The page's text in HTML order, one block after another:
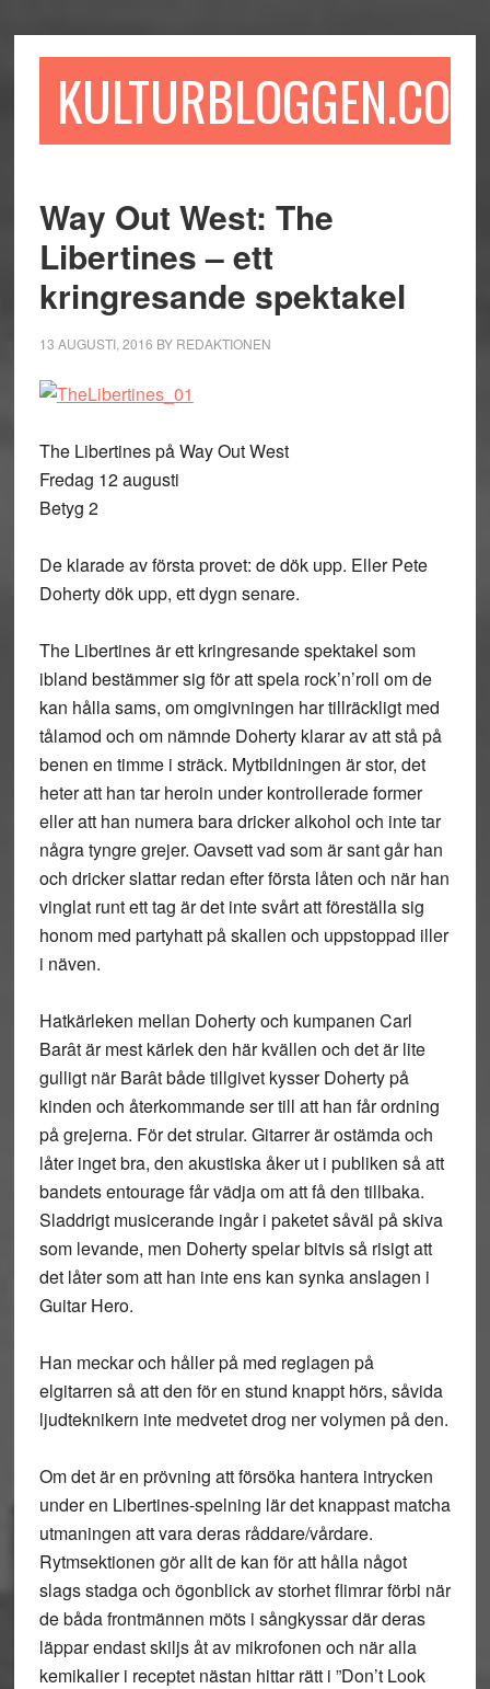
till
till
sidofältet
till
KULTURBLOGGEN.COM
Way Out West: The
Libertines – ett
kringresande spektakel
13 AUGUSTI, 2016 BY REDAKTIONEN
The Libertines på Way Out West
Fredag 12 augusti
Betyg 2
De klarade av första provet: de dök upp. Eller Pete
Doherty dök upp, ett dygn senare.
The Libertines är ett kringresande spektakel som
ibland bestämmer sig för att spela rock’n’roll om de
kan hålla sams, om omgivningen har tillräckligt med
tålamod och om nämnde Doherty klarar av att stå på
benen en timme i sträck. Mytbildningen är stor, det
heter att han tar heroin under kontrollerade former
eller att han numera bara dricker alkohol och inte tar
några tyngre grejer. Oavsett vad som är sant går han
och dricker slattar redan efter första låten och när han
vinglat runt ett tag är det inte svårt att föreställa sig
honom med partyhatt på skallen och uppstoppad iller
i näven.
Hatkärleken mellan Doherty och kumpanen Carl
Barât är mest kärlek den här kvällen och det är lite
gulligt när Barât både tillgivet kysser Doherty på
kinden och återkommande ser till att han får ordning
på grejerna. För det strular. Gitarrer är ostämda och
låter inget bra, den akustiska åker ut i publiken så att
bandets entourage får vädja om att få den tillbaka.
Sladdrigt musicerande ingår i paketet såväl på skiva
som levande, men Doherty spelar bitvis så risigt att
det låter som att han inte ens kan synka anslagen i
Guitar Hero.
Han meckar och håller på med reglagen på
elgitarren så att den för en stund knappt hörs, såvida
ljudteknikern inte medvetet drog ner volymen på den.
Om det är en prövning att försöka hantera intrycken
under en Libertines-spelning lär det knappast matcha
utmaningen att vara deras råddare/vårdare.
Rytmsektionen gör allt de kan för att hålla något
slags stadga och ögonblick av storhet flimrar förbi när
de båda frontmännen möts i sångkyssar där deras
läppar endast skiljs åt av mikrofonen och när alla
kemikalier i receptet nästan hittar rätt i ”Don’t Look